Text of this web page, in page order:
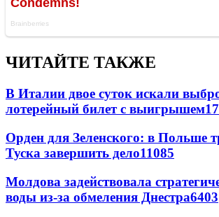
ЧИТАЙТЕ ТАКЖЕ
В Италии двое суток искали
лотерейный билет с выигрышем
Орден для Зеленского: в Польше
Туска завершить дело11085
Молдова задействовала
воды из-за обмеления Днестра6403